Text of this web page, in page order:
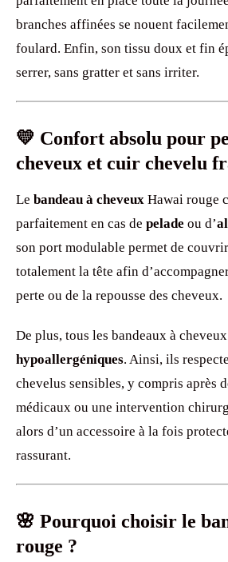
branches affinées se nouent
foulard. Enfin, son tissu doux et fin
serrer, sans gratter et sans irriter.
💛 Confort absolu pour
cheveux et cuir chevelu
Le bandeau à cheveux Hawai rouge
parfaitement en cas de pelade ou d’
son port modulable permet de
totalement la tête afin
perte ou de la repousse des cheveux.
De plus, tous les bandeaux à
hypoallergéniques. Ainsi, ils
chevelus sensibles, y compris après
médicaux ou une intervention
alors d’un accessoire à la fois
rassurant.
🌸 Pourquoi choisir le
rouge ?